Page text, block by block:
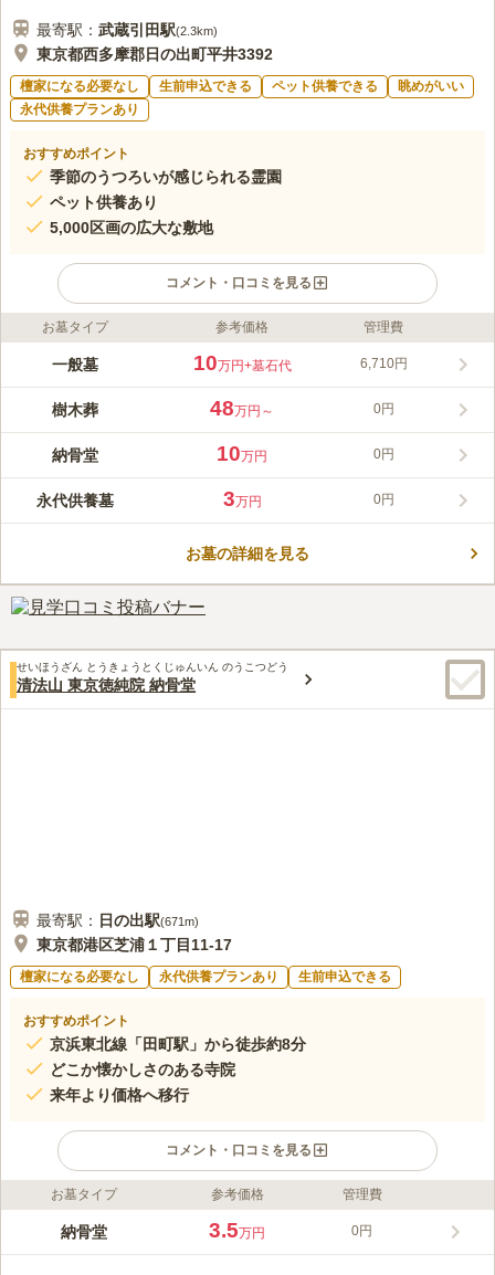
最寄駅： 武蔵引田駅(2.3km)
東京都西多摩郡日の出町平井3392
檀家になる必要なし 生前申込できる ペット供養できる
眺めがいい
永代供養プランあり
おすすめポイント
季節のうつろいが感じられる霊園
ペット供養あり
5,000区画の広大な敷地
コメント・口コミを見る
ライフドット編集部のコメント
秋川霊園は宗教法人宝光寺が経営している、1971年に開園した
数は5,000区画と広大ですが、9割以上の区画はすでに使用されて
いるほど人気です。近年になってペットも一緒に眠れるようにペ
とができます。週刊文春（9/19号 9/12発売）の「関東のおすす
め霊園10選」に当園が紹介されました。
みんなの評価
口コミ
お墓タイプ 参考価格 管理費
一般墓 10万円+墓石代 6,710円
樹木葬 48万円～ 0円
納骨堂 10万円 0円
永代供養墓 3万円 0円
お墓の詳細を見る
せいほうざん とうきょうとくじゅんいん のうこつどう
清法山 東京徳純院 納骨堂
最寄駅： 日の出駅(671m)
東京都港区芝浦１丁目11-17
檀家になる必要なし 永代供養プランあり 生前申込できる
おすすめポイント
京浜東北線「田町駅」から徒歩約8分
どこか懐かしさのある寺院
来年より価格へ移行
コメント・口コミを見る
ライフドット編集部のコメント
"清法山 東京徳純院 納骨堂は、港区芝浦にある中山身語正宗の寺
お墓タイプ 参考価格 管理費
納骨堂 3.5万円 0円